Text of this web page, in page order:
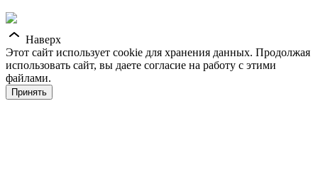
Наверх
Этот сайт использует cookie для хранения данных. Продолжая
использовать сайт, вы даете согласие на работу с этими
файлами.
Принять